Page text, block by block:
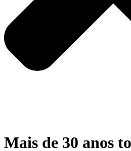
Mais de 30 anos